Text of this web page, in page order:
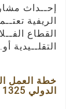
إحــداث
الريفية
القطاع
التقلــيدية
خطة العمل
الدولي 1325 المرأة والسلام والأمن